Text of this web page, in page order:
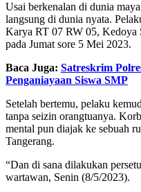
Usai berkenalan di dunia
langsung di dunia nyata.
Karya RT 07 RW 05, Kedoya
pada Jumat sore 5 Mei 2023.
Baca Juga: Satreskrim
Penganiayaan Siswa SMP
Setelah bertemu, pelaku
tanpa seizin orangtuanya.
mental pun diajak ke sebuah
Tangerang.
“Dan di sana dilakukan
wartawan, Senin (8/5/2023).